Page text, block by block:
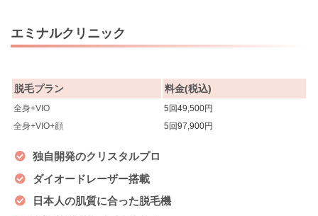
エミナルクリニック
脱毛プラン 料金(税込)
全身+VIO
5回49,500円
全身+VIO+顔
5回97,900円
独自開発のクリスタルプロ
ダイオードレーザー搭載
日本人の肌質に合った脱毛機